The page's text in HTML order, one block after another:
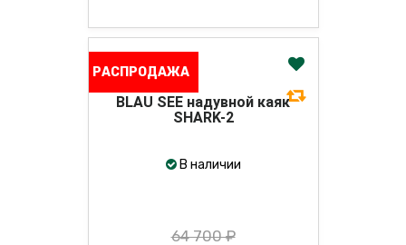
РАСПРОДАЖА
BLAU SEE надувной каяк
SHARK-2
В наличии
64 700 ₽